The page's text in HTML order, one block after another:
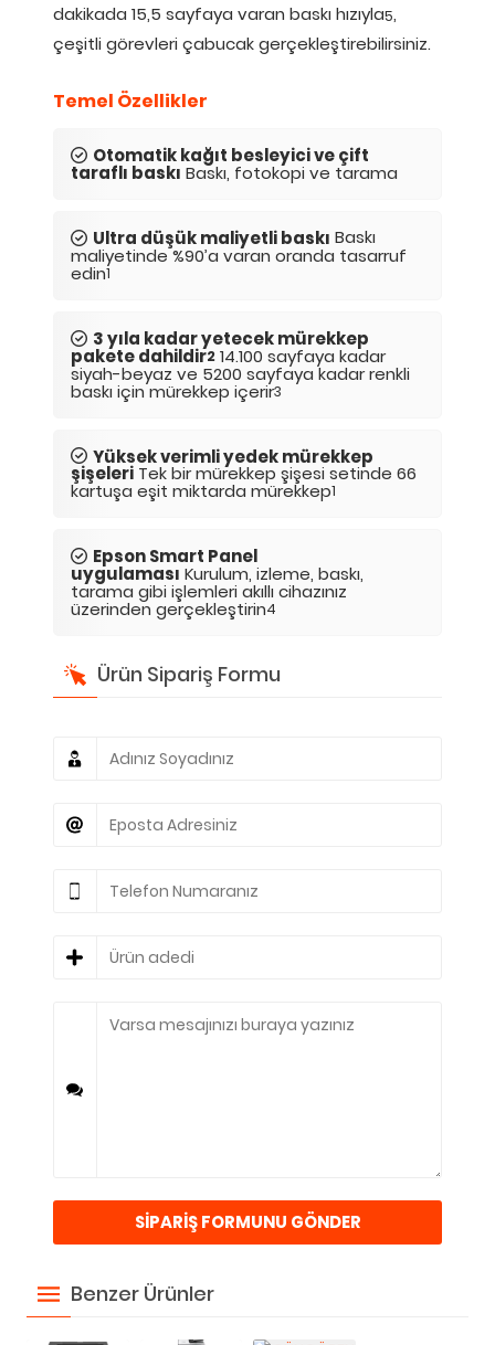
dakikada 15,5 sayfaya varan baskı hızıyla5,
çeşitli görevleri çabucak gerçekleştirebilirsiniz.
Temel Özellikler
Otomatik kağıt besleyici ve çift
taraflı baskı Baskı, fotokopi ve tarama
Ultra düşük maliyetli baskı Baskı
maliyetinde %90’a varan oranda tasarruf
edin1
3 yıla kadar yetecek mürekkep
pakete dahildir2 14.100 sayfaya kadar
siyah-beyaz ve 5200 sayfaya kadar renkli
baskı için mürekkep içerir3
Yüksek verimli yedek mürekkep
şişeleri Tek bir mürekkep şişesi setinde 66
kartuşa eşit miktarda mürekkep1
Epson Smart Panel
uygulaması Kurulum, izleme, baskı,
tarama gibi işlemleri akıllı cihazınız
üzerinden gerçekleştirin4
Ürün Sipariş Formu
Benzer Ürünler